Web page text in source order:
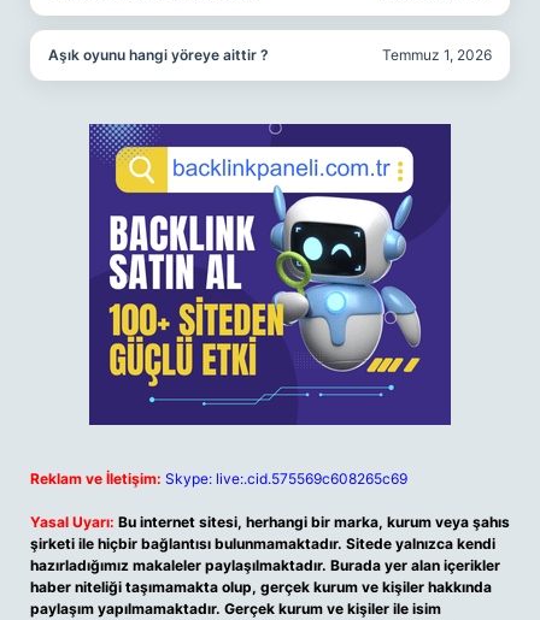
Aşık oyunu hangi yöreye aittir ? Temmuz 1, 2026
Reklam ve İletişim: Skype: live:.cid.575569c608265c69
Yasal Uyarı: Bu internet sitesi, herhangi bir marka, kurum veya şahıs
şirketi ile hiçbir bağlantısı bulunmamaktadır. Sitede yalnızca kendi
hazırladığımız makaleler paylaşılmaktadır. Burada yer alan içerikler
haber niteliği taşımamakta olup, gerçek kurum ve kişiler hakkında
paylaşım yapılmamaktadır. Gerçek kurum ve kişiler ile isim